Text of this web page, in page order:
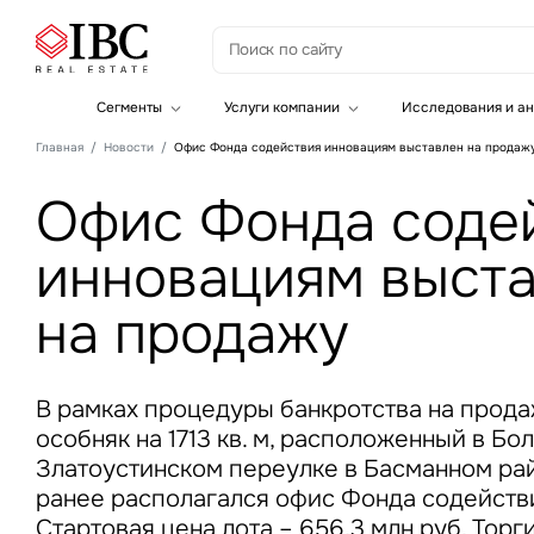
Сегменты
Складская недвижимость
Услуги компании
Земельные активы и девелопмент
Складская недвижимость
Торговая недвижимость
Стратегический консалтинг
Исследования и аналитика
Оценка
Управление проектами строительства
Исследования и
Главная Новости Офис Фонда содействия инновациям выставлен на
Офис Фонда
инновациям
на продажу
В рамках процедуры банкротства на
особняк на 1713 кв. м, расположенный в
Златоустинском переулке в Басманном
ранее располагался офис Фонда
Стартовая цена лота – 656,3 млн руб.
Это
Это